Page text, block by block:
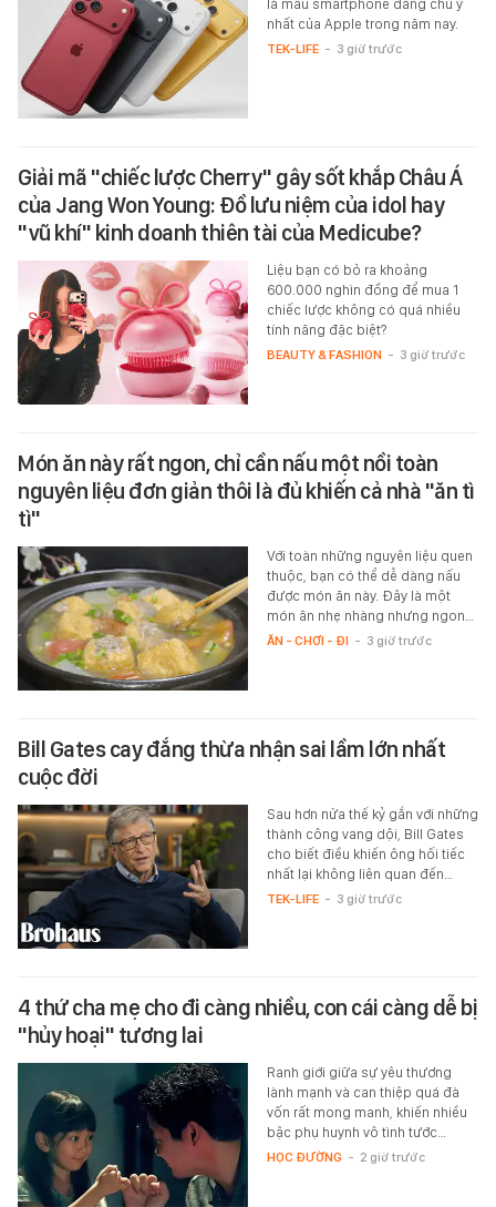
là mẫu smartphone đáng chú ý
nhất của Apple trong năm nay.
TEK-LIFE - 3 giờ trước
Giải mã "chiếc lược Cherry" gây sốt khắp Châu Á
của Jang Won Young: Đồ lưu niệm của idol hay
"vũ khí" kinh doanh thiên tài của Medicube?
Liệu bạn có bỏ ra khoảng
600.000 nghìn đồng để mua 1
chiếc lược không có quá nhiều
tính năng đặc biệt?
BEAUTY & FASHION - 3 giờ trước
Món ăn này rất ngon, chỉ cần nấu một nồi toàn
nguyên liệu đơn giản thôi là đủ khiến cả nhà "ăn tì
tì"
Với toàn những nguyên liệu quen
thuộc, bạn có thể dễ dàng nấu
được món ăn này. Đây là một
món ăn nhẹ nhàng nhưng ngon…
ĂN - CHƠI - ĐI - 3 giờ trước
Bill Gates cay đắng thừa nhận sai lầm lớn nhất
cuộc đời
Sau hơn nửa thế kỷ gắn với những
thành công vang dội, Bill Gates
cho biết điều khiến ông hối tiếc
nhất lại không liên quan đến…
TEK-LIFE - 3 giờ trước
4 thứ cha mẹ cho đi càng nhiều, con cái càng dễ bị
"hủy hoại" tương lai
Ranh giới giữa sự yêu thương
lành mạnh và can thiệp quá đà
vốn rất mong manh, khiến nhiều
bậc phụ huynh vô tình tước…
HỌC ĐƯỜNG - 2 giờ trước